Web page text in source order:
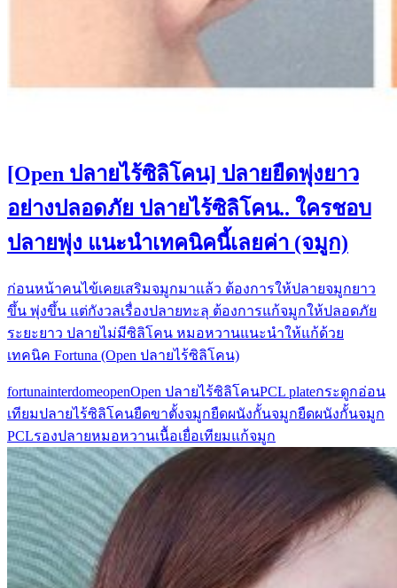
[Open ปลายไร้ซิลิโคน] ปลายยืดพุ่งยาว
อย่างปลอดภัย ปลายไร้ซิลิโคน.. ใครชอบ
ปลายพุ่ง แนะนำเทคนิคนี้เลยค่า (จมูก)
ก่อนหน้าคนไข้เคยเสริมจมูกมาแล้ว ต้องการให้ปลายจมูกยาว
ขึ้น พุ่งขึ้น แต่กังวลเรื่องปลายทะลุ ต้องการแก้จมูกให้ปลอดภัย
ระยะยาว ปลายไม่มีซิลิโคน หมอหวานแนะนำให้แก้ด้วย
เทคนิค Fortuna (Open ปลายไร้ซิลิโคน)
fortunainterdomeopenOpen ปลายไร้ซิลิโคนPCL plateกระดูกอ่อน
เทียมปลายไร้ซิลิโคนยืดขาตั้งจมูกยืดผนังกั้นจมูกยืดผนังกั้นจมูก
PCLรองปลายหมอหวานเนื้อเยื่อเทียมแก้จมูก